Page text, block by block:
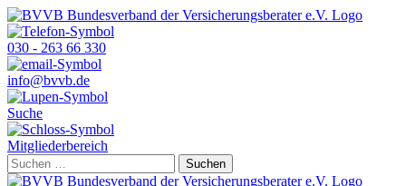
Skip
to
content
030 - 263 66 330
info@bvvb.de
Suche
Mitgliederbereich
Suchen
nach: